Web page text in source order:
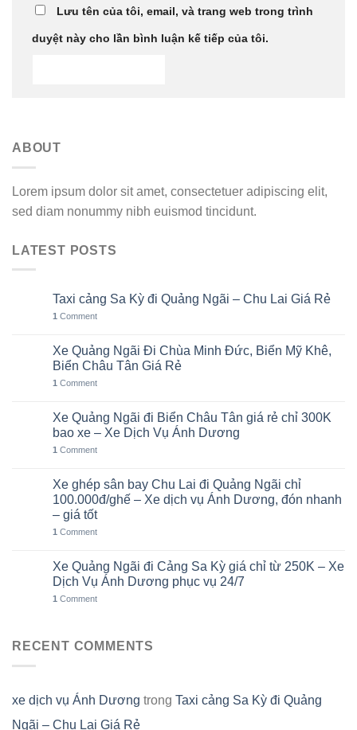
Lưu tên của tôi, email, và trang web trong trình
duyệt này cho lần bình luận kế tiếp của tôi.
ABOUT
Lorem ipsum dolor sit amet, consectetuer adipiscing elit,
sed diam nonummy nibh euismod tincidunt.
LATEST POSTS
Taxi cảng Sa Kỳ đi Quảng Ngãi – Chu Lai Giá Rẻ
1 Comment
Xe Quảng Ngãi Đi Chùa Minh Đức, Biển Mỹ Khê,
Biển Châu Tân Giá Rẻ
1 Comment
Xe Quảng Ngãi đi Biển Châu Tân giá rẻ chỉ 300K
bao xe – Xe Dịch Vụ Ánh Dương
1 Comment
Xe ghép sân bay Chu Lai đi Quảng Ngãi chỉ
100.000đ/ghế – Xe dịch vụ Ánh Dương, đón nhanh
– giá tốt
1 Comment
Xe Quảng Ngãi đi Cảng Sa Kỳ giá chỉ từ 250K – Xe
Dịch Vụ Ánh Dương phục vụ 24/7
1 Comment
RECENT COMMENTS
xe dịch vụ Ánh Dương trong Taxi cảng Sa Kỳ đi Quảng
Ngãi – Chu Lai Giá Rẻ